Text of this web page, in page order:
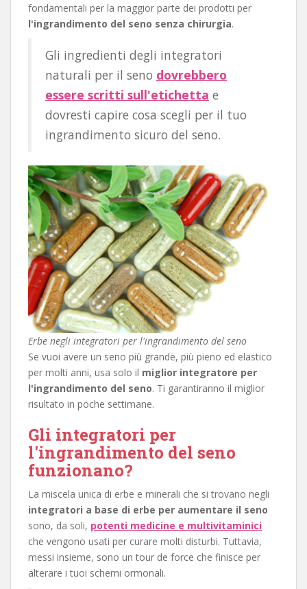
fondamentali per la maggior parte dei prodotti per
l'ingrandimento del seno senza chirurgia.
Gli ingredienti degli integratori
naturali per il seno dovrebbero
essere scritti sull'etichetta e
dovresti capire cosa scegli per il tuo
ingrandimento sicuro del seno.
Erbe negli integratori per l'ingrandimento del seno
Se vuoi avere un seno più grande, più pieno ed elastico
per molti anni, usa solo il miglior integratore per
l'ingrandimento del seno. Ti garantiranno il miglior
risultato in poche settimane.
Gli integratori per
l'ingrandimento del seno
funzionano?
La miscela unica di erbe e minerali che si trovano negli
integratori a base di erbe per aumentare il seno
sono, da soli, potenti medicine e multivitaminici
che vengono usati per curare molti disturbi. Tuttavia,
messi insieme, sono un tour de force che finisce per
alterare i tuoi schemi ormonali.